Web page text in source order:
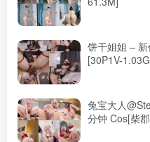
饼干姐姐 –
[30P1V-
兔宝大人
分钟 Cos[柴